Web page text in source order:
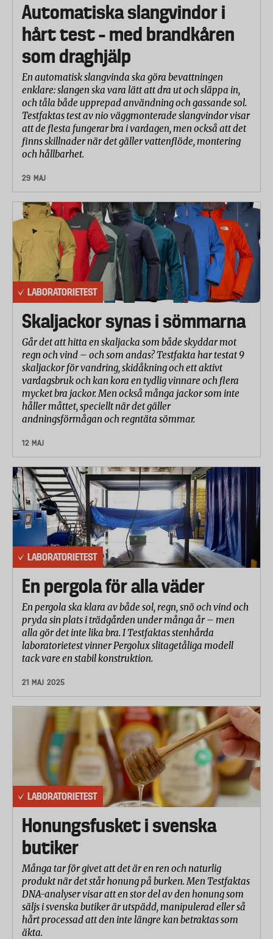
Automatiska slangvindor i
hårt test – med brandkåren
som draghjälp
En automatisk slangvinda ska göra bevattningen
enklare: slangen ska vara lätt att dra ut och släppa in,
och tåla både upprepad användning och gassande sol.
Testfaktas test av nio väggmonterade slangvindor visar
att de flesta fungerar bra i vardagen, men också att det
finns skillnader när det gäller vattenflöde, montering
och hållbarhet.
29 MAJ
LABORATORIETEST
Skaljackor synas i sömmarna
Går det att hitta en skaljacka som både skyddar mot
regn och vind – och som andas? Testfakta har testat 9
skaljackor för vandring, skidåkning och ett aktivt
vardagsbruk och kan kora en tydlig vinnare och flera
mycket bra jackor. Men också många jackor som inte
håller måttet, speciellt när det gäller
andningsförmågan och regntäta sömmar.
12 MAJ
LABORATORIETEST
En pergola för alla väder
En pergola ska klara av både sol, regn, snö och vind och
pryda sin plats i trädgården under många år – men
alla gör det inte lika bra. I Testfaktas stenhårda
laboratorietest vinner Pergolux slitagetåliga modell
tack vare en stabil konstruktion.
21 MAJ 2025
LABORATORIETEST
Honungsfusket i svenska
butiker
Många tar för givet att det är en ren och naturlig
produkt när det står honung på burken. Men Testfaktas
DNA-analyser visar att en stor del av den honung som
säljs i svenska butiker är utspädd, manipulerad eller så
hårt processad att den inte längre kan betraktas som
äkta.